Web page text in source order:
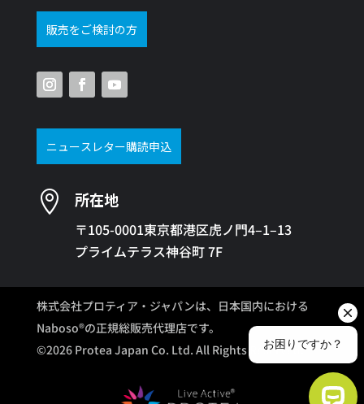
販売をご検討の方
ニュースレター購読申込
 所在地
〒105-0001東京都港区虎ノ門4–1–13
プライムテラス神谷町 7F
株式会社プロティア・ジャパンは、日本国内における
Naboso®の正規総販売代理店です。
©2026 Protea Japan Co. Ltd. All Rights Reserved.